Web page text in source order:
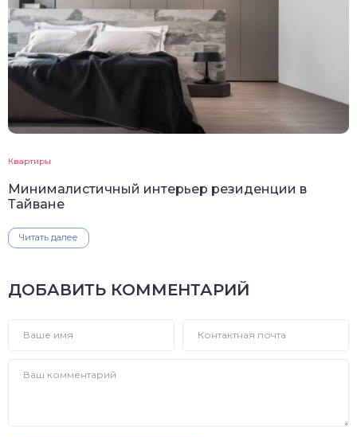
Квартиры
Минималистичный интерьер резиденции в
Тайване
Читать далее
ДОБАВИТЬ КОММЕНТАРИЙ